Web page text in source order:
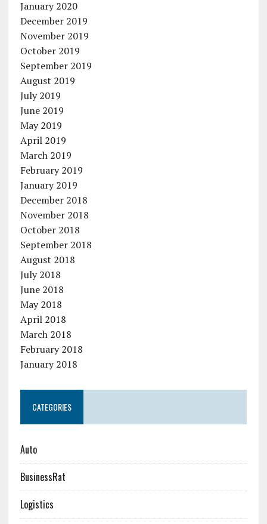
January 2020
December 2019
November 2019
October 2019
September 2019
August 2019
July 2019
June 2019
May 2019
April 2019
March 2019
February 2019
January 2019
December 2018
November 2018
October 2018
September 2018
August 2018
July 2018
June 2018
May 2018
April 2018
March 2018
February 2018
January 2018
CATEGORIES
Auto
BusinessRat
Logistics